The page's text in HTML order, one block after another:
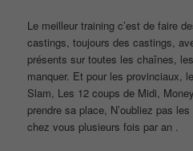
Le meilleur training c’est de faire
castings, toujours des castings,
présents sur toutes les chaînes,
manquer. Et pour les provinciaux,
Slam, Les 12 coups de Midi,
prendre sa place, N’oubliez pas
chez vous plusieurs fois par an .